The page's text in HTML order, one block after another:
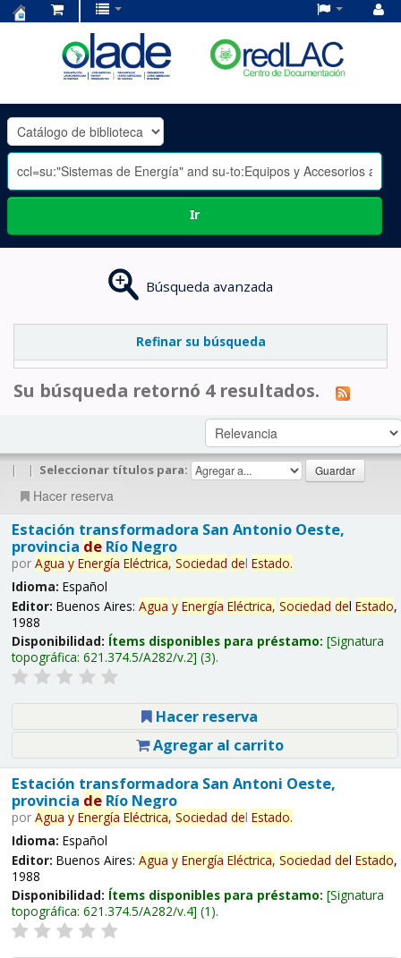
OLADE
-
Ir
Búsqueda avanzada
Refinar su búsqueda
Su búsqueda retornó 4 resultados.
| | Seleccionar títulos para:
Hacer reserva
Estación transformadora San Antonio Oeste,
provincia deRío Negro
por Agua y Energía Eléctrica, Sociedad del Estado.
Idioma: Español
Editor: Buenos Aires: Agua y Energía Eléctrica, Sociedad del Estado,
1988
Disponibilidad: Ítems disponibles para préstamo: Signatura
topográfica: 621.374.5/A282/v.2 (3).
Hacer reserva
Agregar al carrito
Estación transformadora San Antoni Oeste,
provincia deRío Negro
por Agua y Energía Eléctrica, Sociedad del Estado.
Idioma: Español
Editor: Buenos Aires: Agua y Energía Eléctrica, Sociedad del Estado,
1988
Disponibilidad: Ítems disponibles para préstamo: Signatura
topográfica: 621.374.5/A282/v.4 (1).